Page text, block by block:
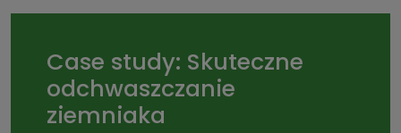
Case study: Skuteczne
odchwaszczanie
ziemniaka